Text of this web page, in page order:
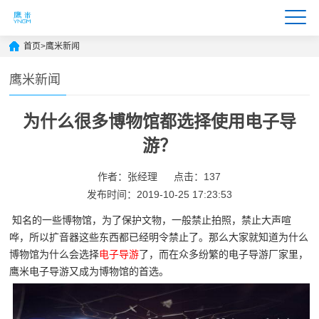
首页>鹰米新闻
鹰米新闻
为什么很多博物馆都选择使用电子导
游？
作者：张经理
点击：137
发布时间：2019-10-25 17:23:53
知名的一些博物馆，为了保护文物，一般禁止拍照，禁止大声喧
哗，所以扩音器这些东西都已经明令禁止了。那么大家就知道为什么
博物馆为什么会选择电子导游了，而在众多纷繁的电子导游厂家里，
鹰米电子导游又成为博物馆的首选。